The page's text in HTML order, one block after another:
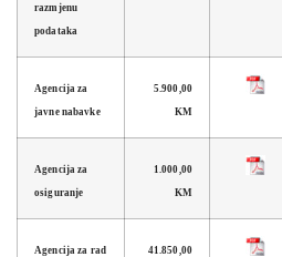
razmjenu
podataka
Agencija za
javne nabavke
5.900,00
KM
Agencija za
osiguranje
1.000,00
KM
Agencija za rad 41.850,00